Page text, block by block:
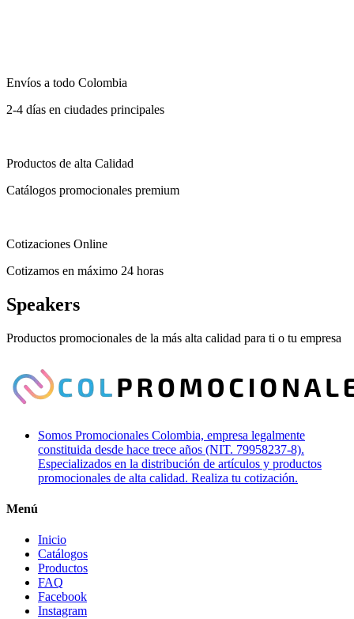
Envíos a todo Colombia
2-4 días en ciudades principales
Productos de alta Calidad
Catálogos promocionales premium
Cotizaciones Online
Cotizamos en máximo 24 horas
Speakers
Productos promocionales de la más alta calidad para ti o tu empresa
Somos Promocionales Colombia, empresa legalmente
constituida desde hace trece años (NIT. 79958237-8).
Especializados en la distribución de artículos y productos
promocionales de alta calidad. Realiza tu cotización.
Menú
Inicio
Catálogos
Productos
FAQ
Facebook
Instagram